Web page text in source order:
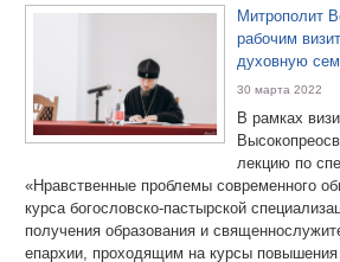
Митрополит
рабочим
духовную
30 марта 2022
В рамках
лекцию по
«Нравственные проблемы современного
курса богословско-пастырской
получения образования и
епархии, проходящим на курсы